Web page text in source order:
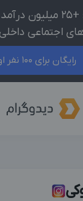
وبینار رایگان: +25
اجتماعی
رایگان برای 100 نفر اول